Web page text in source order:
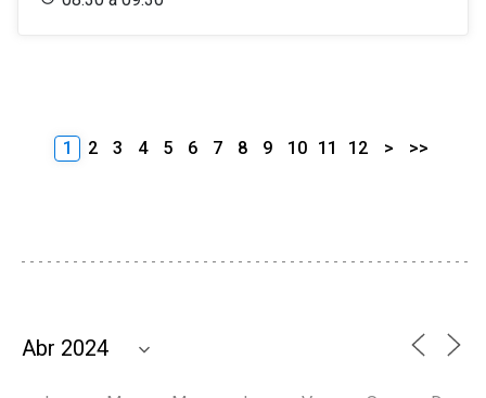
1 2 3 4 5 6 7 8 9 10 11 12 > >>